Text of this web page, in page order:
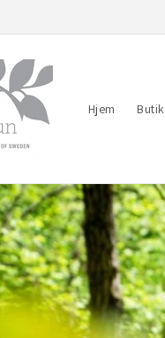
Hjem Butik